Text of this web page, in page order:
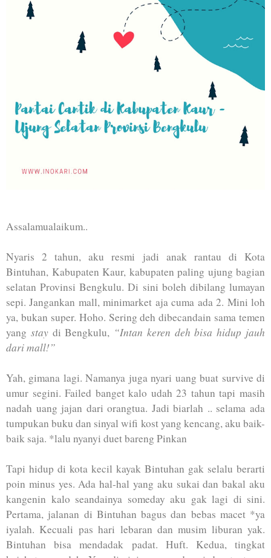
Assalamualaikum..
Nyaris 2 tahun, aku resmi jadi anak rantau di Kota
Bintuhan, Kabupaten Kaur, kabupaten paling ujung bagian
selatan Provinsi Bengkulu. Di sini boleh dibilang lumayan
sepi. Jangankan mall, minimarket aja cuma ada 2. Mini loh
ya, bukan super. Hoho. Sering deh dibecandain sama temen
yang staydi Bengkulu, “Intan keren deh bisa hidup jauh
dari mall!”
Yah, gimana lagi. Namanya juga nyari uang buat survive di
umur segini. Failed banget kalo udah 23 tahun tapi masih
nadah uang jajan dari orangtua. Jadi biarlah .. selama ada
tumpukan buku dan sinyal wifi kost yang kencang, aku baik-
baik saja. *lalu nyanyi duet bareng Pinkan
Tapi hidup di kota kecil kayak Bintuhan gak selalu berarti
poin minus yes. Ada hal-hal yang aku sukai dan bakal aku
kangenin kalo seandainya someday aku gak lagi di sini.
Pertama, jalanan di Bintuhan bagus dan bebas macet *ya
iyalah. Kecuali pas hari lebaran dan musim liburan yak.
Bintuhan bisa mendadak padat. Huft. Kedua, tingkat